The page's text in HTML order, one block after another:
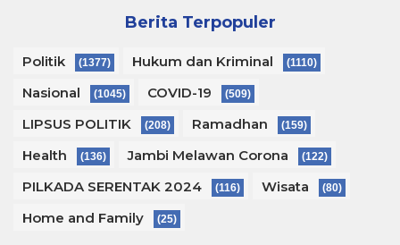
Berita Terpopuler
Politik (1377) Hukum dan Kriminal (1110)
Nasional (1045) COVID-19 (509)
LIPSUS POLITIK (208) Ramadhan (159)
Health (136) Jambi Melawan Corona (122)
PILKADA SERENTAK 2024 (116) Wisata (80)
Home and Family (25)